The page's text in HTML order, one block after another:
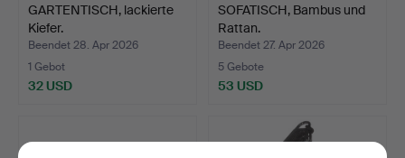
GARTENTISCH, lackierte
Kiefer.
Beendet 28. Apr 2026
1 Gebot
32 USD
SOFATISCH, Bambus und
Rattan.
Beendet 27. Apr 2026
5 Gebote
53 USD